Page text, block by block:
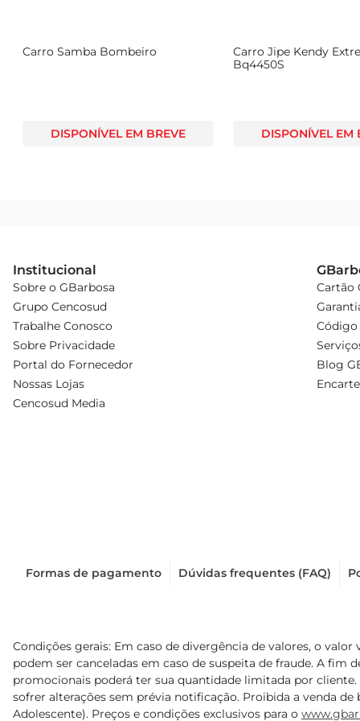
Carro Samba Bombeiro
DISPONÍVEL EM BREVE
Carro Jipe Kendy
Bq4450S
DISPONÍVEL EM
Institucional
Sobre o GBarbosa
Grupo Cencosud
Trabalhe Conosco
Sobre Privacidade
Portal do Fornecedor
Nossas Lojas
Cencosud Media
Cartão
Código
Blog
Formas de pagamento Dúvidas frequentes (FAQ)
Condições gerais: Em caso de divergência de valores, o
podem ser canceladas em caso de suspeita de fraude. A
promocionais poderá ter sua quantidade limitada por
sofrer alterações sem prévia notificação. Proibida a venda de
Adolescente). Preços e condições exclusivos para o